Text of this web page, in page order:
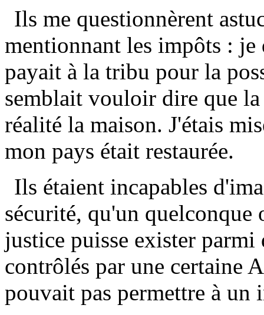
Ils me questionnèrent
mentionnant les impôts :
payait à la tribu pour la
semblait vouloir dire que
réalité la maison. J'étais
mon pays était restaurée.
Ils étaient incapables
sécurité, qu'un quelconque
justice puisse exister parmi
contrôlés par une certaine
pouvait pas permettre à un